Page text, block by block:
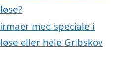
med speciale i
eller hele Gribskov